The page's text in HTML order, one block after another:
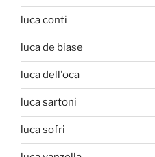
luca conti
luca de biase
luca dell'oca
luca sartoni
luca sofri